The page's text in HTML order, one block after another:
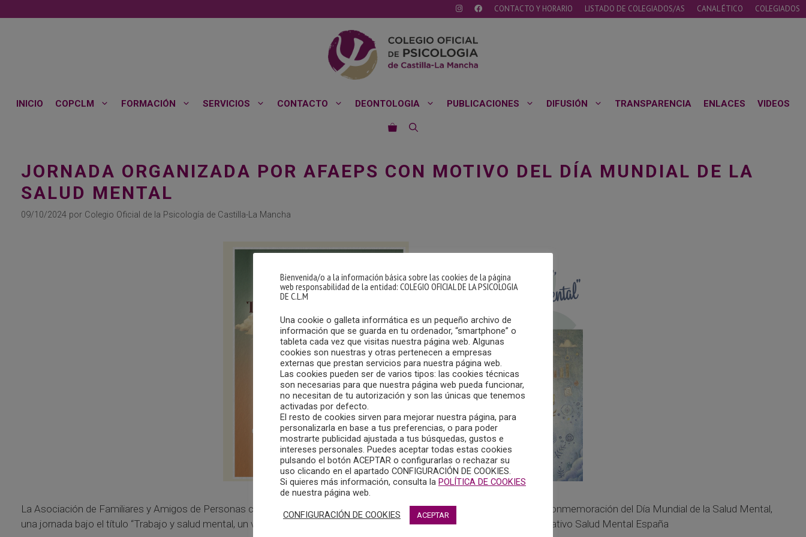
al
CONTACTO Y HORARIO LISTADO DE COLEGIADOS/AS CANAL ÉTICO COLEGIADOS
INICIO COPCLM FORMACIÓN SERVICIOS CONTACTO DEONTOLOGIA PUBLICACIONES DIFUSIÓN TRANSPARENCIA ENLACES VIDEOS
JORNADA ORGANIZADA POR AFAEPS CON MOTIVO DEL DÍA MUNDIAL DE LA
SALUD MENTAL
09/10/2024 por Colegio Oficial de la Psicología de Castilla-La Mancha
La Asociación de Familiares y Amigos de Personas con Enfermedad Mental (AFAEPS) ha organizado, con motivo de la conmemoración del Día Mundial de la Salud Mental,
una jornada bajo el título “Trabajo y salud mental, un vínculo fundamental”, lema elegido este año por el movimiento asociativo Salud Mental España
Bienvenida/o a la información básica sobre las cookies de la página
web responsabilidad de la entidad: COLEGIO OFICIAL DE LA PSICOLOGIA
DE C.L.M
Una cookie o galleta informática es un pequeño archivo de
información que se guarda en tu ordenador, “smartphone” o
tableta cada vez que visitas nuestra página web. Algunas
cookies son nuestras y otras pertenecen a empresas
externas que prestan servicios para nuestra página web.
Las cookies pueden ser de varios tipos: las cookies técnicas
son necesarias para que nuestra página web pueda funcionar,
no necesitan de tu autorización y son las únicas que tenemos
activadas por defecto.
El resto de cookies sirven para mejorar nuestra página, para
personalizarla en base a tus preferencias, o para poder
mostrarte publicidad ajustada a tus búsquedas, gustos e
intereses personales. Puedes aceptar todas estas cookies
pulsando el botón ACEPTAR o configurarlas o rechazar su
uso clicando en el apartado CONFIGURACIÓN DE COOKIES.
Si quieres más información, consulta la POLÍTICA DE COOKIES
de nuestra página web.
CONFIGURACIÓN DE COOKIES ACEPTAR